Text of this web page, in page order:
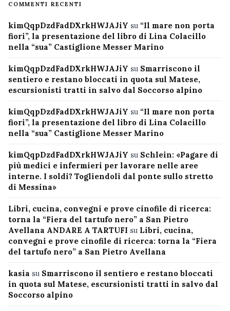
COMMENTI RECENTI
kimQqpDzdFadDXrkHWJAJiY su “Il mare non porta
fiori”, la presentazione del libro di Lina Colacillo
nella “sua” Castiglione Messer Marino
kimQqpDzdFadDXrkHWJAJiY su Smarriscono il
sentiero e restano bloccati in quota sul Matese,
escursionisti tratti in salvo dal Soccorso alpino
kimQqpDzdFadDXrkHWJAJiY su “Il mare non porta
fiori”, la presentazione del libro di Lina Colacillo
nella “sua” Castiglione Messer Marino
kimQqpDzdFadDXrkHWJAJiY su Schlein: «Pagare di
più medici e infermieri per lavorare nelle aree
interne. I soldi? Togliendoli dal ponte sullo stretto
di Messina»
Libri, cucina, convegni e prove cinofile di ricerca:
torna la “Fiera del tartufo nero” a San Pietro
Avellana ANDARE A TARTUFI su Libri, cucina,
convegni e prove cinofile di ricerca: torna la “Fiera
del tartufo nero” a San Pietro Avellana
kasia su Smarriscono il sentiero e restano bloccati
in quota sul Matese, escursionisti tratti in salvo dal
Soccorso alpino